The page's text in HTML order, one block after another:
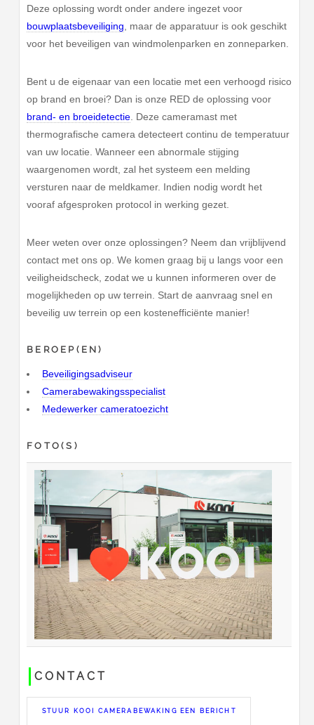
Deze oplossing wordt onder andere ingezet voor
bouwplaatsbeveiliging , maar de apparatuur is ook geschikt
voor het beveiligen van windmolenparken en zonneparken.
Bent u de eigenaar van een locatie met een verhoogd risico
op brand en broei? Dan is onze RED de oplossing voor
brand- en broeidetectie . Deze cameramast met
thermografische camera detecteert continu de temperatuur
van uw locatie. Wanneer een abnormale stijging
waargenomen wordt, zal het systeem een melding
versturen naar de meldkamer. Indien nodig wordt het
vooraf afgesproken protocol in werking gezet.
Meer weten over onze oplossingen? Neem dan vrijblijvend
contact met ons op. We komen graag bij u langs voor een
veiligheidscheck, zodat we u kunnen informeren over de
mogelijkheden op uw terrein. Start de aanvraag snel en
beveilig uw terrein op een kostenefficiënte manier!
BEROEP(EN)
Beveiligingsadviseur
Camerabewakingsspecialist
Medewerker cameratoezicht
FOTO(S)
CONTACT
STUUR KOOI CAMERABEWAKING EEN BERICHT